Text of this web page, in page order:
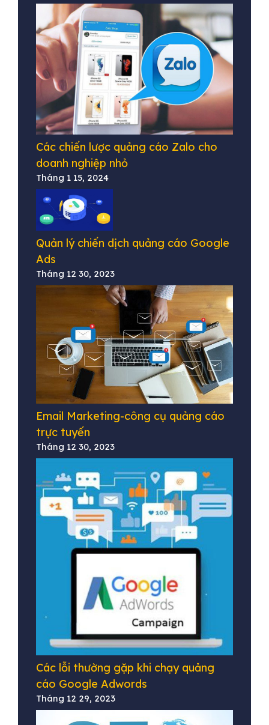
Các chiến lược quảng cáo Zalo cho
doanh nghiệp nhỏ
Tháng 1 15, 2024
Quản lý chiến dịch quảng cáo Google
Ads
Tháng 12 30, 2023
Email Marketing-công cụ quảng cáo
trực tuyến
Tháng 12 30, 2023
Các lỗi thường gặp khi chạy quảng
cáo Google Adwords
Tháng 12 29, 2023